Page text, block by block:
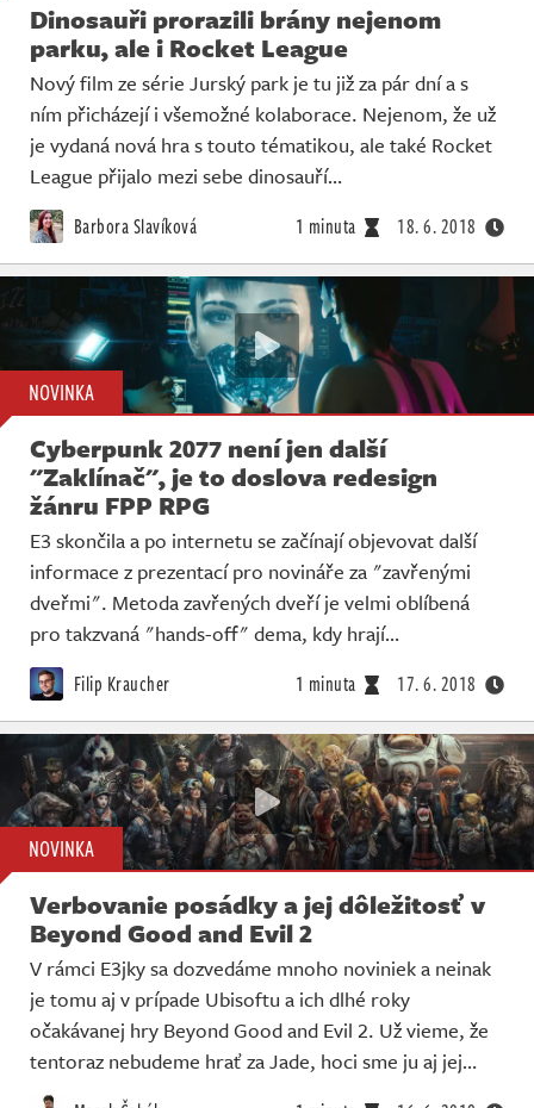
Dinosauři prorazili brány nejenom
parku, ale i Rocket League
Nový film ze série Jurský park je tu již za pár dní a s
ním přicházejí i všemožné kolaborace. Nejenom, že už
je vydaná nová hra s touto tématikou, ale také Rocket
League přijalo mezi sebe dinosauří…
Barbora Slavíková 1 minuta 18. 6. 2018
NOVINKA
Cyberpunk 2077 není jen další
"Zaklínač", je to doslova redesign
žánru FPP RPG
E3 skončila a po internetu se začínají objevovat další
informace z prezentací pro novináře za "zavřenými
dveřmi". Metoda zavřených dveří je velmi oblíbená
pro takzvaná "hands-off" dema, kdy hrají…
Filip Kraucher 1 minuta 17. 6. 2018
NOVINKA
Verbovanie posádky a jej dôležitosť v
Beyond Good and Evil 2
V rámci E3jky sa dozvedáme mnoho noviniek a neinak
je tomu aj v prípade Ubisoftu a ich dlhé roky
očakávanej hry Beyond Good and Evil 2. Už vieme, že
tentoraz nebudeme hrať za Jade, hoci sme ju aj jej…